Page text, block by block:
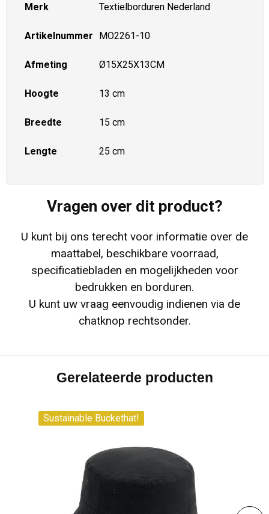
Merk Textielborduren Nederland
Artikelnummer MO2261-10
Afmeting Ø15X25X13CM
Hoogte 13 cm
Breedte 15 cm
Lengte 25 cm
Vragen over dit product?
U kunt bij ons terecht voor informatie over de
maattabel, beschikbare voorraad,
specificatiebladen en mogelijkheden voor
bedrukken en borduren.
U kunt uw vraag eenvoudig indienen via de
chatknop rechtsonder.
Gerelateerde producten
Sustainable Buckethat!